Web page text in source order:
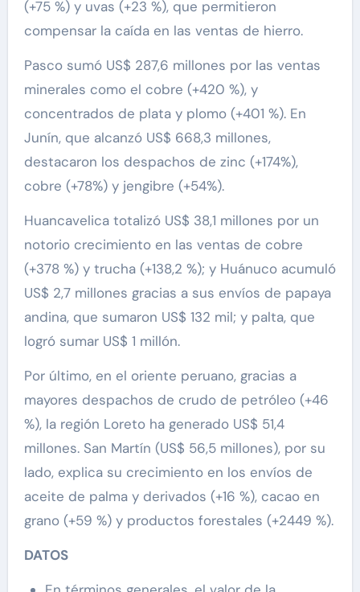
(+75 %) y uvas (+23 %), que permitieron
compensar la caída en las ventas de hierro.
Pasco sumó US$ 287,6 millones por las ventas
minerales como el cobre (+420 %), y
concentrados de plata y plomo (+401 %). En
Junín, que alcanzó US$ 668,3 millones,
destacaron los despachos de zinc (+174%),
cobre (+78%) y jengibre (+54%).
Huancavelica totalizó US$ 38,1 millones por un
notorio crecimiento en las ventas de cobre
(+378 %) y trucha (+138,2 %); y Huánuco acumuló
US$ 2,7 millones gracias a sus envíos de papaya
andina, que sumaron US$ 132 mil; y palta, que
logró sumar US$ 1 millón.
Por último, en el oriente peruano, gracias a
mayores despachos de crudo de petróleo (+46
%), la región Loreto ha generado US$ 51,4
millones. San Martín (US$ 56,5 millones), por su
lado, explica su crecimiento en los envíos de
aceite de palma y derivados (+16 %), cacao en
grano (+59 %) y productos forestales (+2449 %).
DATOS